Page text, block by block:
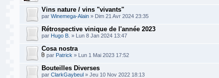
Vins nature / vins "vivants"
par Winemega-Alain » Dim 21 Avr 2024 23:35
Rétrospective vinique de l'année 2023
par Hugo B. » Lun 8 Jan 2024 13:47
Cosa nostra
par Patrick » Lun 1 Mai 2023 17:52
Bouteilles Diverses
par ClarkGaybeul » Jeu 10 Nov 2022 18:13